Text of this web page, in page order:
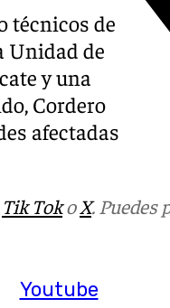
Youtube
técnicos de
Unidad de
y una
Cordero
afectadas
Tik TokoX. Puedes